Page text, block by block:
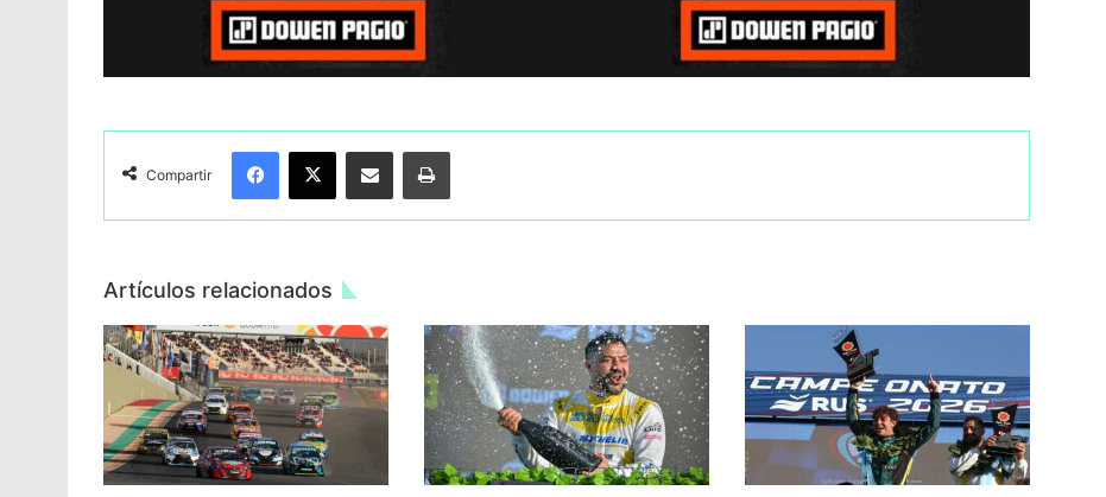
Compartir
Facebook
X Compartir por Email Imprimir
Artículos relacionados